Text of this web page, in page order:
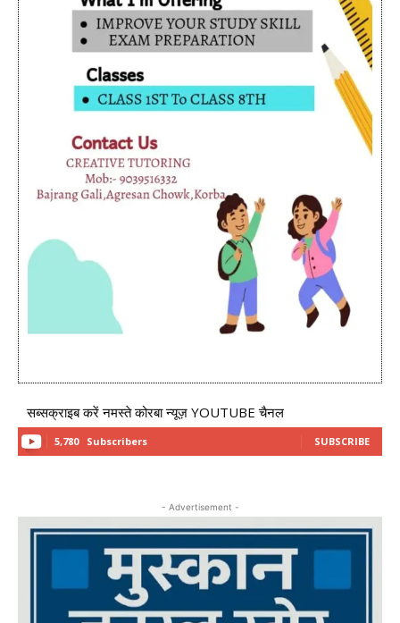
सब्सक्राइब करें नमस्ते कोरबा न्यूज़ YOUTUBE चैनल
5,780 Subscribers SUBSCRIBE
- Advertisement -